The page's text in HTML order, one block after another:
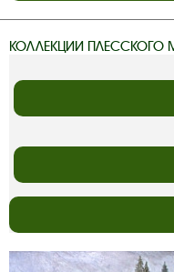
КОЛЛЕКЦИИ ПЛЕССКОГО